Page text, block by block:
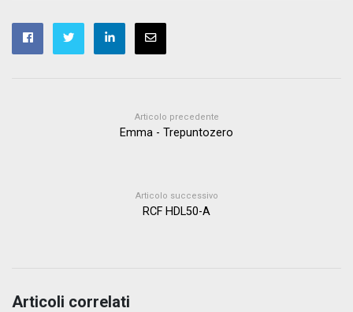
Articolo precedente
Emma - Trepuntozero
Articolo successivo
RCF HDL50-A
Articoli correlati